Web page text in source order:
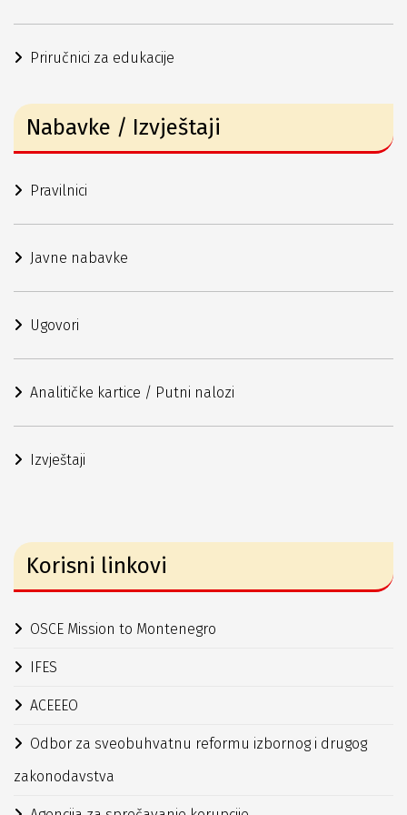
Priručnici za edukacije
Nabavke / Izvještaji
Pravilnici
Javne nabavke
Ugovori
Analitičke kartice / Putni nalozi
Izvještaji
Korisni linkovi
OSCE Mission to Montenegro
IFES
ACEEEO
Odbor za sveobuhvatnu reformu izbornog i drugog
zakonodavstva